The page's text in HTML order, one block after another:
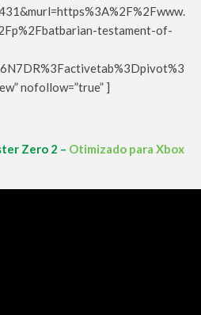
testament-of-
nofollow=”true” ]
Zero 2 – Otimizado para Xbox